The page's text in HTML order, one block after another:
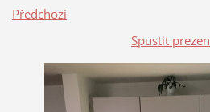
Předchozí
Spustit